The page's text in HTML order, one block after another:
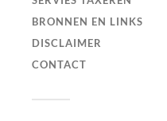
BRONNEN EN LINKS
DISCLAIMER
CONTACT